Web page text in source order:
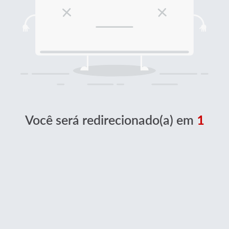
Você será redirecionado(a) em 1